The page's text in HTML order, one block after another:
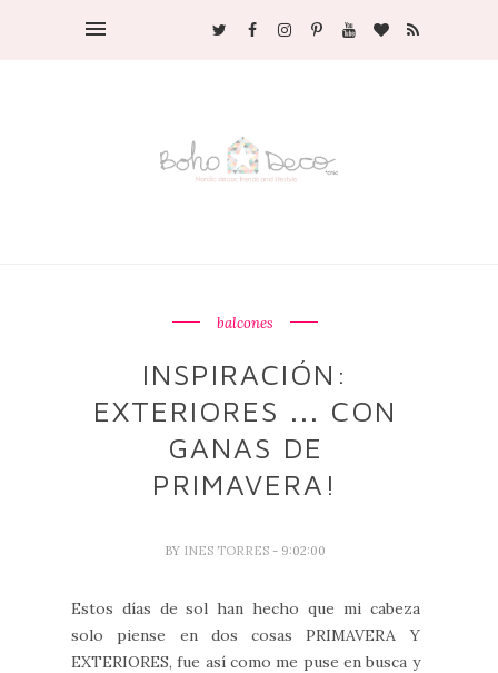
balcones
INSPIRACIÓN:
EXTERIORES ... CON
GANAS DE
PRIMAVERA!
BY INES TORRES - 9:02:00
Estos días de sol han hecho que mi cabeza
solo piense en dos cosas PRIMAVERA Y
EXTERIORES, fue así como me puse en busca y